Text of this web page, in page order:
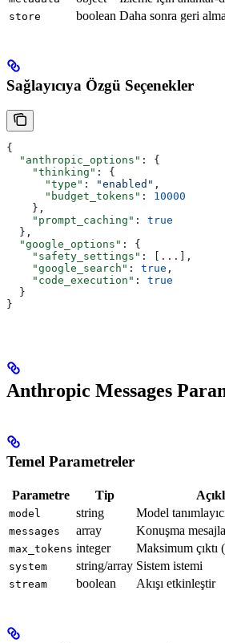
store boolean Daha sonra geri
Sağlayıcıya Özgü Seçenekler
{
  "anthropic_options"
: {
    "thinking"
: {
      "type"
: "enabled" ,
      "budget_tokens"
: 10000
    },
    "prompt_caching"
: true
  },
  "google_options"
: {
    "safety_settings"
: [ ... ],
    "google_search"
: true ,
    "code_execution"
: true
  }
}
Anthropic Messages
Temel Parametreler
Parametre Tip
model string Model
messages array Konuşma
max_tokens integer Maksimum çıktı
system string/array Sistem istemi
stream boolean Akışı etkinleştir